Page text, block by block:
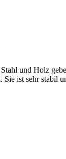
und Holz
Sie ist sehr stabil